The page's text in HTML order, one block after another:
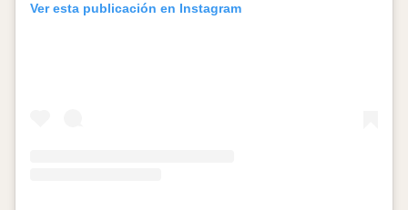
Ver esta publicación en Instagram